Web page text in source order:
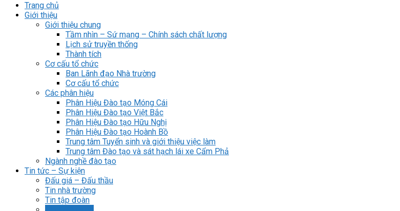
Trang chủ
Giới thiệu
Giới thiệu chung
Tầm nhìn – Sứ mạng – Chính sách chất lượng
Lịch sử truyền thống
Thành tích
Cơ cấu tổ chức
Ban Lãnh đạo Nhà trường
Cơ cấu tổ chức
Các phân hiệu
Phân Hiệu Đào tạo Móng Cái
Phân Hiệu Đào tạo Việt Bắc
Phân Hiệu Đào tạo Hữu Nghị
Phân Hiệu Đào tạo Hoành Bồ
Trung tâm Tuyển sinh và giới thiệu việc làm
Trung tâm Đào tạo và sát hạch lái xe Cẩm Phả
Ngành nghề đào tạo
Tin tức – Sự kiện
Đấu giá – Đấu thầu
Tin nhà trường
Tin tập đoàn